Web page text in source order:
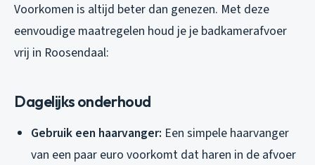
Voorkomen is altijd beter dan genezen. Met deze
eenvoudige maatregelen houd je je badkamerafvoer
vrij in Roosendaal:
Dagelijks onderhoud
Gebruik een haarvanger: Een simpele haarvanger
van een paar euro voorkomt dat haren in de afvoer